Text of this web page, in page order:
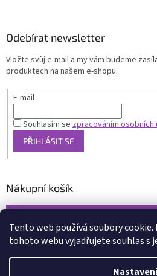
Tento web používá soubory
tohoto webu vyjadřujete souhlas s
Nastavení
Odebírat newsletter
Vložte svůj e-mail a my vám budeme
produktech na našem e-shopu.
E-mail
Souhlasím sezpracováním osobních
PŘIHLÁSIT SE
Nákupní košík
Vytvořil